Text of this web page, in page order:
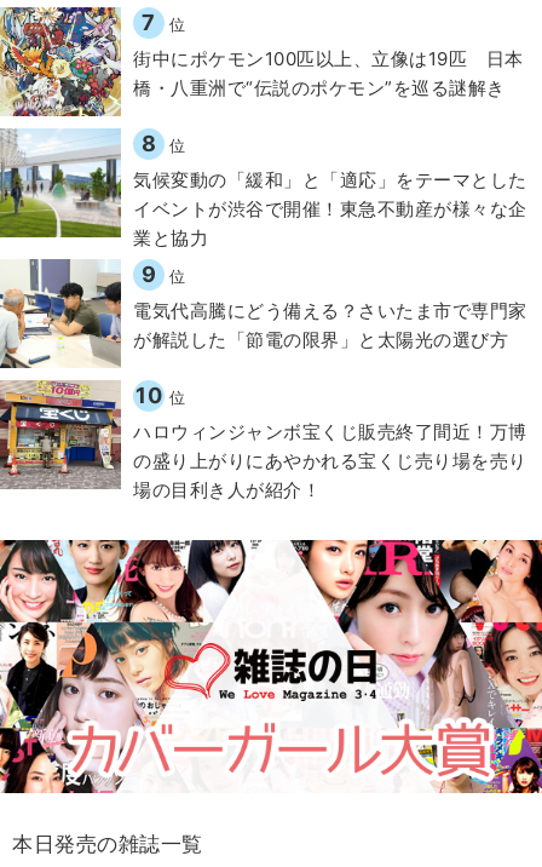
7 位
街中にポケモン100匹以上、立像は19匹 日本
橋・八重洲で“伝説のポケモン”を巡る謎解き
8 位
気候変動の「緩和」と「適応」をテーマとした
イベントが渋谷で開催！東急不動産が様々な企
業と協力
9 位
電気代高騰にどう備える？さいたま市で専門家
が解説した「節電の限界」と太陽光の選び方
10 位
ハロウィンジャンボ宝くじ販売終了間近！万博
の盛り上がりにあやかれる宝くじ売り場を売り
場の目利き人が紹介！
本日発売の雑誌一覧